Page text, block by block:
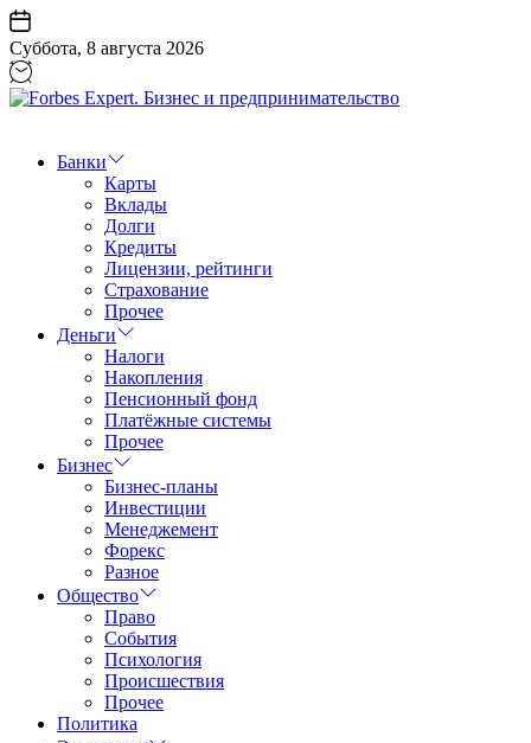
Перейти
к
содержанию
Суббота, 8 августа 2026
Бизнес
предпринимательство
Банки
Карты
Вклады
Долги
Кредиты
Лицензии, рейтинги
Страхование
Прочее
Деньги
Налоги
Накопления
Пенсионный фонд
Платёжные системы
Прочее
Бизнес
Бизнес-планы
Инвестиции
Менеджемент
Форекс
Разное
Общество
Право
События
Психология
Происшествия
Прочее
Политика